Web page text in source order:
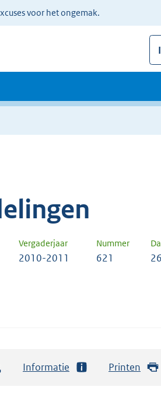
voor het ongemak.
Vergaderjaar Nummer
2010-2011 621
Informatie Printen